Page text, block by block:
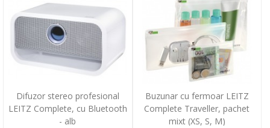
Difuzor stereo profesional
LEITZ Complete, cu Bluetooth
- alb
Buzunar cu fermoar LEITZ
Complete Traveller, pachet
mixt (XS, S, M)